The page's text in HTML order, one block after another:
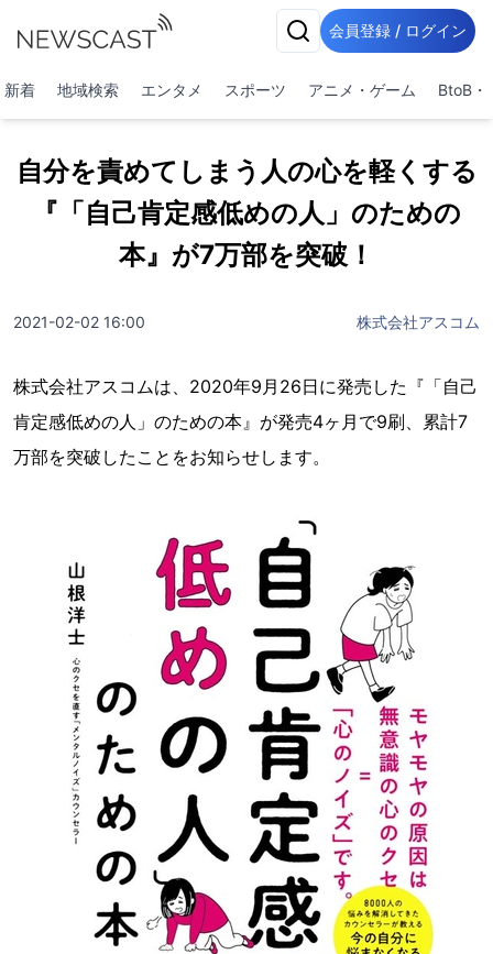
会員登録 / ログイン
新着 地域検索 エンタメ スポーツ アニメ・ゲーム BtoB・
自分を責めてしまう人の心を軽くする
『「自己肯定感低めの人」のための
本』が7万部を突破！
2021-02-02 16:00 株式会社アスコム
株式会社アスコムは、2020年9月26日に発売した『「自己
肯定感低めの人」のための本』が発売4ヶ月で9刷、累計7
万部を突破したことをお知らせします。